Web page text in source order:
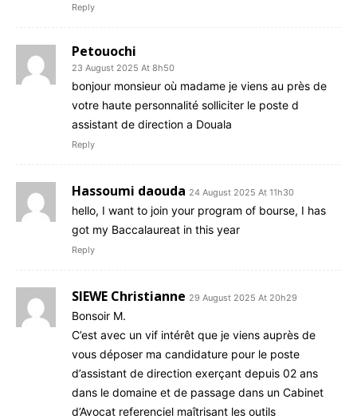
Reply
Petouochi
23 August 2025 At 8h50
bonjour monsieur où madame je viens au près de
votre haute personnalité solliciter le poste d
assistant de direction a Douala
Reply
Hassoumi daouda 24 August 2025 At 11h30
hello, I want to join your program of bourse, I has
got my Baccalaureat in this year
Reply
SIEWE Christianne 29 August 2025 At 20h29
Bonsoir M.
C’est avec un vif intérêt que je viens auprès de
vous déposer ma candidature pour le poste
d’assistant de direction exerçant depuis 02 ans
dans le domaine et de passage dans un Cabinet
d’Avocat referenciel maîtrisant les outils